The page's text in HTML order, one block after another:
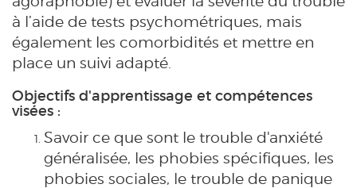
à l’aide de tests psychométriques, mais
également les comorbidités et mettre en
place un suivi adapté.
Objectifs d'apprentissage et compétences
visées :
Savoir ce que sont le trouble d'anxiété
généralisée, les phobies spécifiques, les
phobies sociales, le trouble de panique